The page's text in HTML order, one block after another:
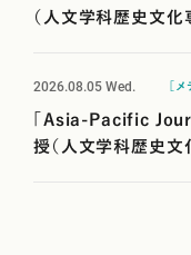
（人文学科歴史文化
2026.08.05Wed. ［
「Asia-Pacific
授（人文学科歴史文